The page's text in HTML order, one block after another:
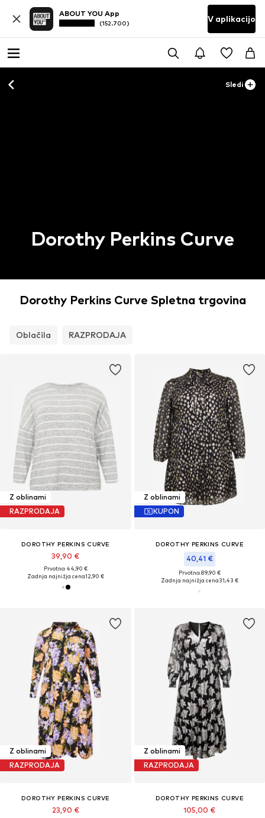
ABOUT YOU App
(152.700) V aplikacijo
Sledi
Dorothy Perkins Curve
Dorothy Perkins Curve Spletna trgovina
Oblačila RAZPRODAJA
Z oblinami
RAZPRODAJA
DOROTHY PERKINS CURVE
39,90 €
Prvotno: 44,90 €
Zadnja najnižja cena12,90 €
Z oblinami
KUPON
DOROTHY PERKINS CURVE
40,41 €
Prvotno: 89,90 €
Zadnja najnižja cena31,43 €
Z oblinami
RAZPRODAJA
DOROTHY PERKINS CURVE
23,90 €
Z oblinami
RAZPRODAJA
DOROTHY PERKINS CURVE
105,00 €